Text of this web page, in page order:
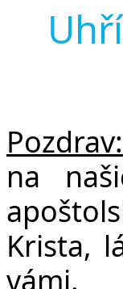
Pozdrav:
na
Krista,
vámi.